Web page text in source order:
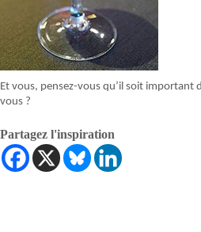
Et vous, pensez-vous qu’il soit important
vous ?
Partagez l'inspiration